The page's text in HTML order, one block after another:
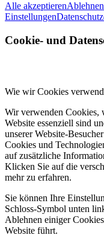
Alle akzeptierenAblehnen
Einstellungen
Cookie- und
Wie wir Cookies
Wir verwenden Cookies,
Website essenziell sind
unserer Website-
Cookies und
auf zusätzliche
Klicken Sie auf die
mehr zu erfahren.
Sie können Ihre
Schloss-Symbol unten
Ablehnen einiger
Website führt.